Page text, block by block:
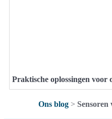
Praktische oplossingen voor
Ons blog>